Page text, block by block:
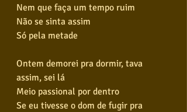
Nem que faça um tempo ruim
Não se sinta assim
Só pela metade
Ontem demorei pra dormir, tava
assim, sei lá
Meio passional por dentro
Se eu tivesse o dom de fugir pra